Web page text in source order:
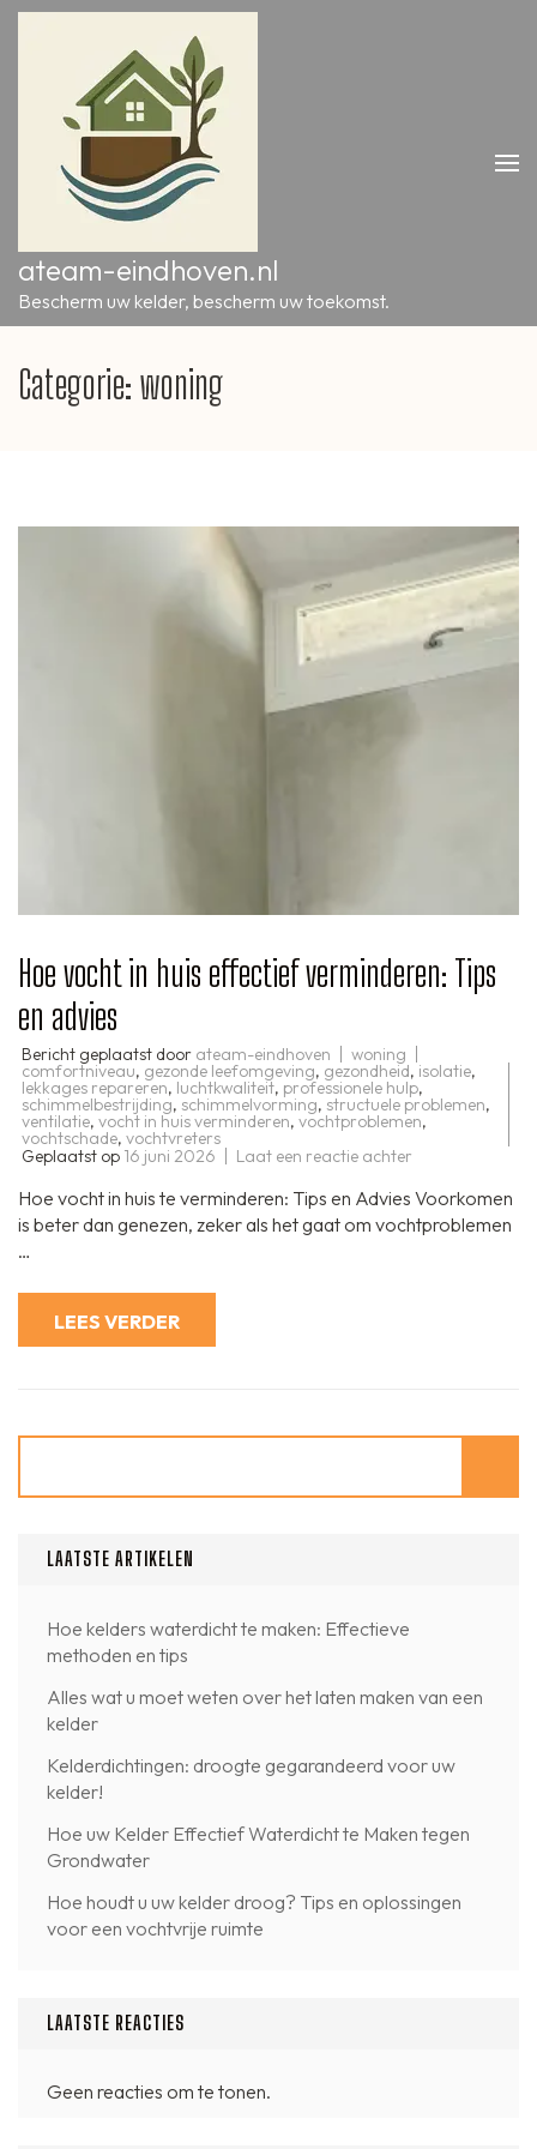
Ga
ateam-eindhoven.nl
Bescherm uw kelder, bescherm uw toekomst.
Categorie: woning
Hoe vocht in huis effectief verminderen: Tips
en advies
Bericht geplaatst door ateam-eindhoven woning
comfortniveau, gezonde leefomgeving, gezondheid, isolatie,
lekkages repareren, luchtkwaliteit, professionele hulp,
schimmelbestrijding, schimmelvorming, structuele problemen,
ventilatie, vocht in huis verminderen, vochtproblemen,
vochtschade, vochtvreters
Geplaatst op 16 juni 2026 Laat een reactie achter
vocht
in
huis
effectief
Hoe vocht in huis te verminderen: Tips en Advies Voorkomen
is beter dan genezen, zeker als het gaat om vochtproblemen
…
LEES VERDER
LAATSTE ARTIKELEN
Hoe kelders waterdicht te maken: Effectieve
methoden en tips
Alles wat u moet weten over het laten maken van een
kelder
Kelderdichtingen: droogte gegarandeerd voor uw
kelder!
Hoe uw Kelder Effectief Waterdicht te Maken tegen
Grondwater
Hoe houdt u uw kelder droog? Tips en oplossingen
voor een vochtvrije ruimte
LAATSTE REACTIES
Geen reacties om te tonen.